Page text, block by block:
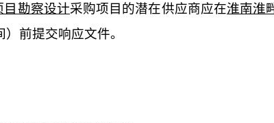
目勘察设计采购项目 的潜在供应商应在淮南淮
）前提交响应文件。